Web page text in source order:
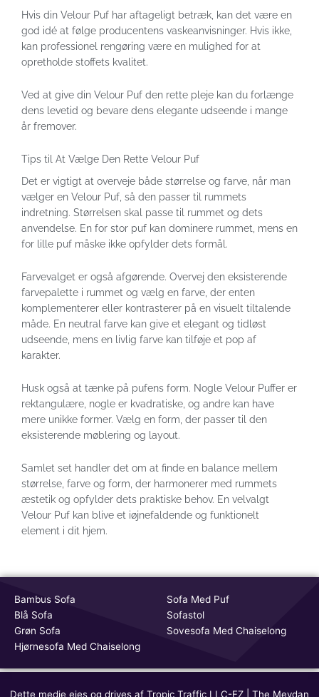
Hvis din Velour Puf har aftageligt betræk, kan det være en
god idé at følge producentens vaskeanvisninger. Hvis ikke,
kan professionel rengøring være en mulighed for at
opretholde stoffets kvalitet.
Ved at give din Velour Puf den rette pleje kan du forlænge
dens levetid og bevare dens elegante udseende i mange
år fremover.
Tips til At Vælge Den Rette Velour Puf
Det er vigtigt at overveje både størrelse og farve, når man
vælger en Velour Puf, så den passer til rummets
indretning. Størrelsen skal passe til rummet og dets
anvendelse. En for stor puf kan dominere rummet, mens en
for lille puf måske ikke opfylder dets formål.
Farvevalget er også afgørende. Overvej den eksisterende
farvepalette i rummet og vælg en farve, der enten
komplementerer eller kontrasterer på en visuelt tiltalende
måde. En neutral farve kan give et elegant og tidløst
udseende, mens en livlig farve kan tilføje et pop af
karakter.
Husk også at tænke på pufens form. Nogle Velour Puffer er
rektangulære, nogle er kvadratiske, og andre kan have
mere unikke former. Vælg en form, der passer til den
eksisterende møblering og layout.
Samlet set handler det om at finde en balance mellem
størrelse, farve og form, der harmonerer med rummets
æstetik og opfylder dets praktiske behov. En velvalgt
Velour Puf kan blive et iøjnefaldende og funktionelt
element i dit hjem.
Bambus Sofa
Blå Sofa
Grøn Sofa
Hjørnesofa Med Chaiselong
Sofa Med Puf
Sofastol
Sovesofa Med Chaiselong
Dette medie ejes og drives af Tropic Traffic LLC-FZ | The Meydan